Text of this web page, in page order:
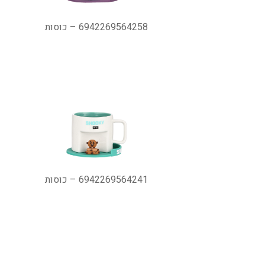
6942269564258 – כוסות
6942269564241 – כוסות